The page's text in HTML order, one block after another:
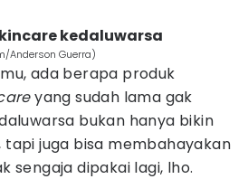
kedaluwarsa
Anderson Guerra)
ada berapa produk
yang sudah lama gak
bukan hanya bikin
juga bisa membahayakan
sengaja dipakai lagi, lho.